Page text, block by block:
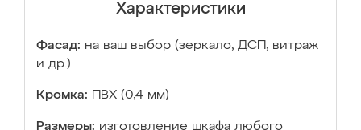
Характеристики
Фасад: на ваш выбор (зеркало, ДСП, витраж
и др.)
Кромка: ПВХ (0,4 мм)
Размеры: изготовление шкафа любого